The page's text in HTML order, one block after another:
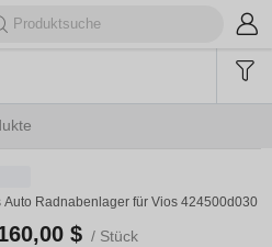
Auto Radnabenlager für Vios 424500d030
$ / Stück